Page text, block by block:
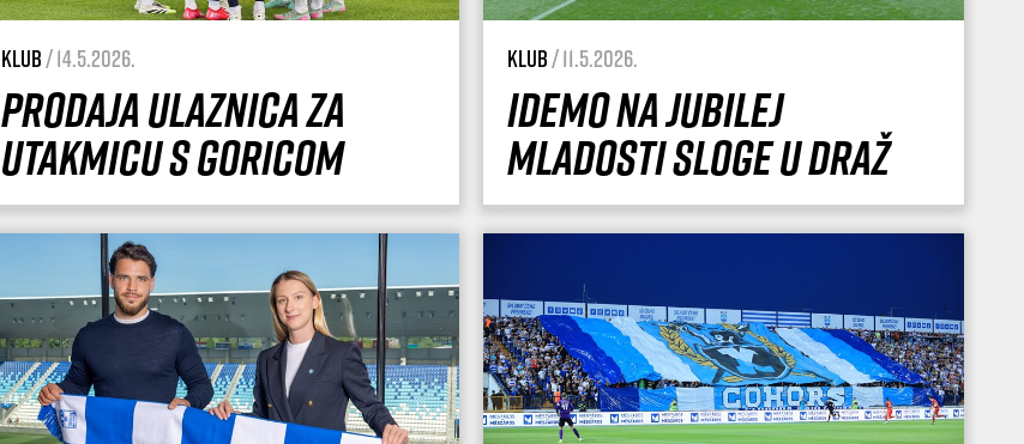
Klub/ 14.5.2026.
Prodaja ulaznica za
utakmicu s Goricom
Klub/ 11.5.2026.
Idemo na jubilej
Mladosti Sloge u Draž